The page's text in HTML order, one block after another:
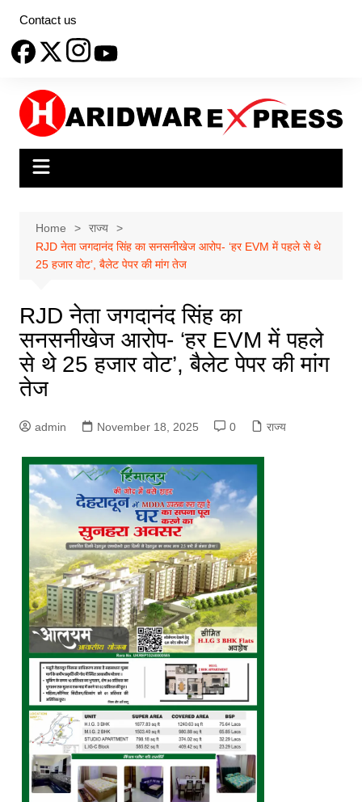
content
Contact us
Home
राज्य
RJD नेता जगदानंद सिंह का सनसनीखेज आरोप- ‘हर EVM में पहले से थे
25 हजार वोट’, बैलेट पेपर की मांग तेज
RJD नेता जगदानंद सिंह का
सनसनीखेज आरोप- ‘हर EVM में पहले
से थे 25 हजार वोट’, बैलेट पेपर की मांग
तेज
admin November 18, 2025 0 राज्य